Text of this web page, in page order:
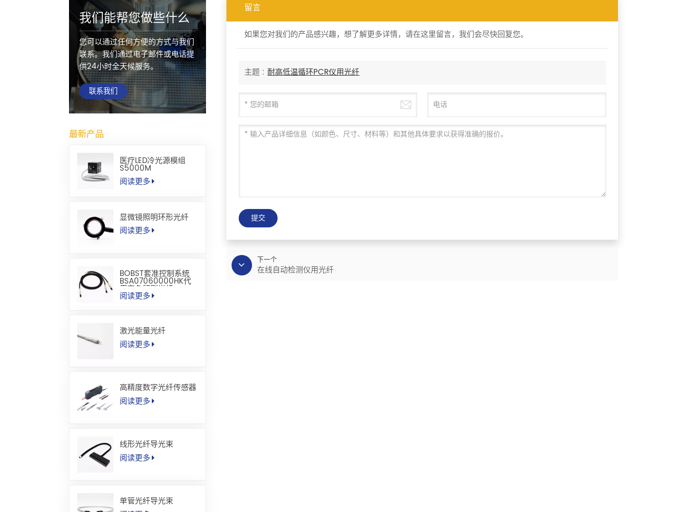
我们能帮您做些什么
您可以通过任何方便的方式与我们
联系。我们通过电子邮件或电话提
供24小时全天候服务。
联系我们
最新产品
医疗LED冷光源模组
S5000M
阅读更多
显微镜照明环形光纤
阅读更多
BOBST套准控制系统
BSA07060000HK代
用套色印刷光纤
阅读更多
激光能量光纤
阅读更多
高精度数字光纤传感器
阅读更多
线形光纤导光束
阅读更多
单管光纤导光束
留言
如果您对我们的产品感兴趣，想了解更多详情，请在这里留言，我们会尽快回复您。
主题 :耐高低温循环PCR仪用光纤
提交
下一个
在线自动检测仪用光纤